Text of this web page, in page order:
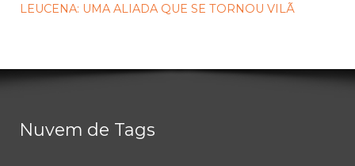
LEUCENA: UMA ALIADA QUE SE TORNOU VILÃ
Nuvem de Tags